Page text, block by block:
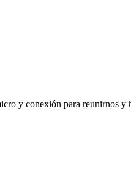
y conexión para reunirnos y